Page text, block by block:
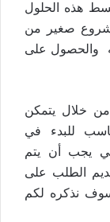
هذه الحلول
صغير من
والحصول على
خلال يتمكن
للبدء في
يجب أن يتم
الطلب على
نذكره لكم